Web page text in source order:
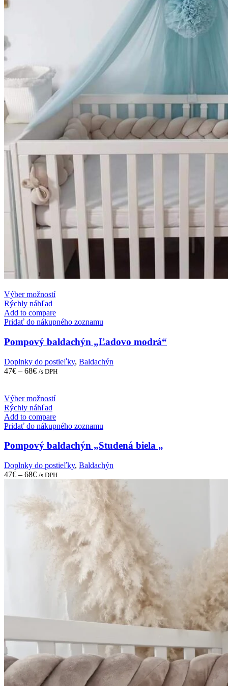
Výber možnostíThis
has
multiple
The
options
may
be
chosen
the
product
Rýchly náhľad
Add to compare
Pridať do nákupného zoznamu
Pompový baldachýn „Ľadovo modrá“
Doplnky do postieľky, Baldachýn
47€ – 68€ /s DPH
Výber možnostíThis
has
multiple
The
may
be
chosen
Rýchly náhľad
Add to compare
Pridať do nákupného zoznamu
Pompový baldachýn „Studená biela „
Doplnky do postieľky, Baldachýn
47€ – 68€ /s DPH